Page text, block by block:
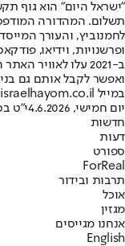
"ישראל היום" הוא גוף
ופרשנויות, וידיאו,
ב-2021 עלו
ואפשר לקבל אותם גם
במייל hayom@israelhayom.co.il.
יום חמישי, 4.6.2026
י"ט
חדשות
דעות
ספורט
ForReal
תרבות ובידור
אוכל
מגזין
אנחנו מגייסים
English